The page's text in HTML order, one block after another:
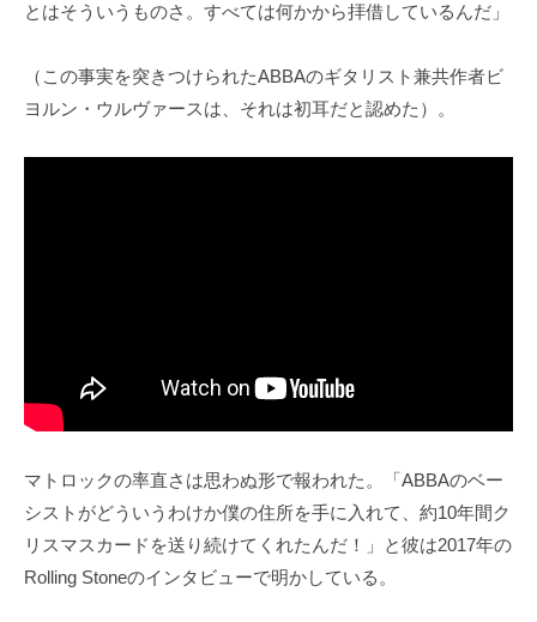
とはそういうものさ。すべては何かから拝借しているんだ」
（この事実を突きつけられたABBAのギタリスト兼共作者ビ
ヨルン・ウルヴァースは、それは初耳だと認めた）。
マトロックの率直さは思わぬ形で報われた。「ABBAのベー
シストがどういうわけか僕の住所を手に入れて、約10年間ク
リスマスカードを送り続けてくれたんだ！」と彼は2017年の
Rolling Stoneのインタビューで明かしている。